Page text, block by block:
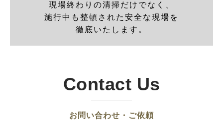
現場終わりの清掃だけでなく、
施行中も整頓された安全な現場を
徹底いたします。
Contact Us
お問い合わせ・ご依頼